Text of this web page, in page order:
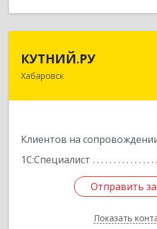
КУТНИЙ.РУ
Хабаровск
Клиентов на
1С:Специалист
Отправить
Показать
680007,
Отправить
Назад